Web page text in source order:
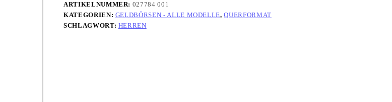
ARTIKELNUMMER: 027784 001
KATEGORIEN: GELDBÖRSEN - ALLE MODELLE,QUERFORMAT
SCHLAGWORT: HERREN